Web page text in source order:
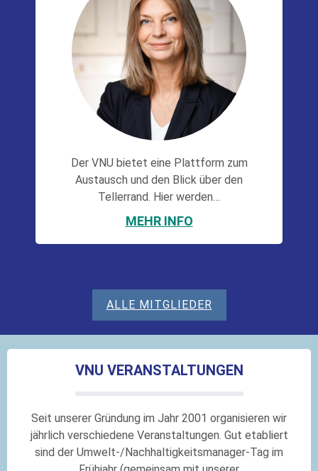
Der VNU bietet eine Plattform zum
Austausch und den Blick über den
Tellerrand. Hier werden…
MEHR INFO
ALLE MITGLIEDER
VNU VERANSTALTUNGEN
Seit unserer Gründung im Jahr 2001 organisieren wir
jährlich verschiedene Veranstaltungen. Gut etabliert
sind der Umwelt-/Nachhaltigkeitsmanager-Tag im